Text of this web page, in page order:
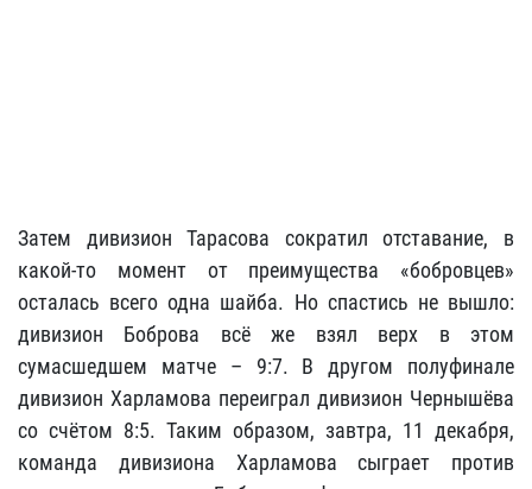
Затем дивизион Тарасова сократил отставание, в
какой-то момент от преимущества «бобровцев»
осталась всего одна шайба. Но спастись не вышло:
дивизион Боброва всё же взял верх в этом
сумасшедшем матче – 9:7. В другом полуфинале
дивизион Харламова переиграл дивизион Чернышёва
со счётом 8:5. Таким образом, завтра, 11 декабря,
команда дивизиона Харламова сыграет против